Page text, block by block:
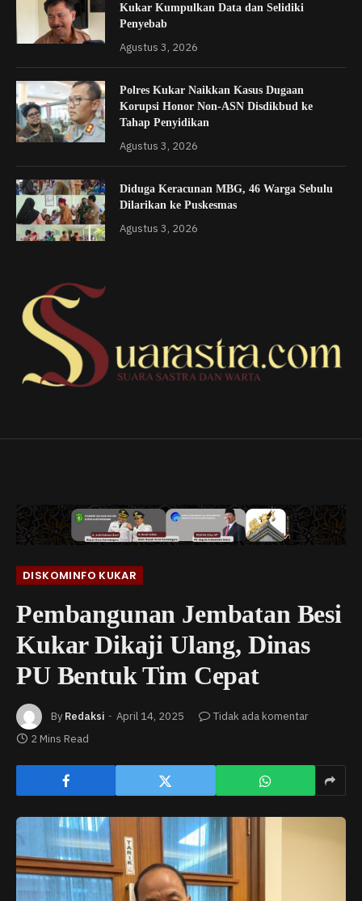
Kukar Kumpulkan Data dan Selidiki
Penyebab
Agustus 3, 2026
Polres Kukar Naikkan Kasus Dugaan
Korupsi Honor Non-ASN Disdikbud ke
Tahap Penyidikan
Agustus 3, 2026
Diduga Keracunan MBG, 46 Warga Sebulu
Dilarikan ke Puskesmas
Agustus 3, 2026
DISKOMINFO KUKAR
Pembangunan Jembatan Besi
Kukar Dikaji Ulang, Dinas
PU Bentuk Tim Cepat
By Redaksi April 14, 2025
Tidak ada komentar
2 Mins Read